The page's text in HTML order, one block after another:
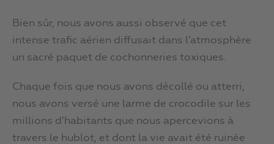
Bien sûr, nous avons aussi observé que cet
intense trafic aérien diffusait dans l’atmosphère
un sacré paquet de cochonneries toxiques.
Chaque fois que nous avons décollé ou atterri,
nous avons versé une larme de crocodile sur les
millions d’habitants que nous apercevions à
travers le hublot, et dont la vie avait été ruinée